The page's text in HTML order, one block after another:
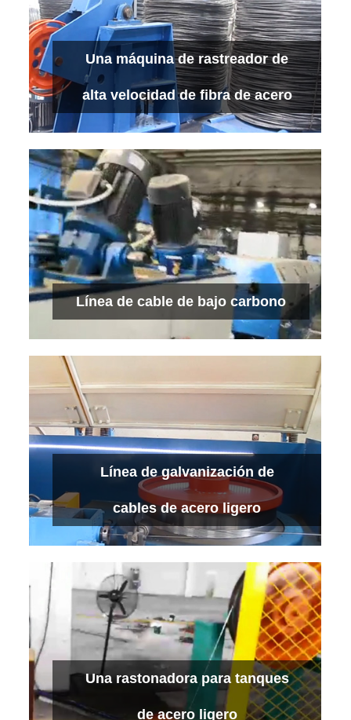
Línea de telaraña galvanizada
Ver más
Una máquina de rastreador de
alta velocidad de fibra de acero
Una máquina de rastreador de alta
velocidad de fibra de acero
Ver más
Línea de cable de bajo carbono
Línea de cable de bajo carbono
Ver más
Línea de galvanización de
cables de acero ligero
Línea de galvanización de cables de acero
ligero
Ver más
Una rastonadora para tanques
de acero ligero